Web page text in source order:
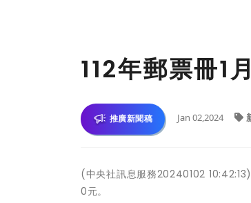
112年郵票冊1
推廣新聞稿 Jan 02,2024
(中央社訊息服務20240102 10:42:13)
0元。